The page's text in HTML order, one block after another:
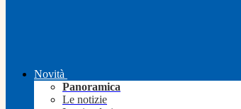
Novità
Panoramica
Le notizie